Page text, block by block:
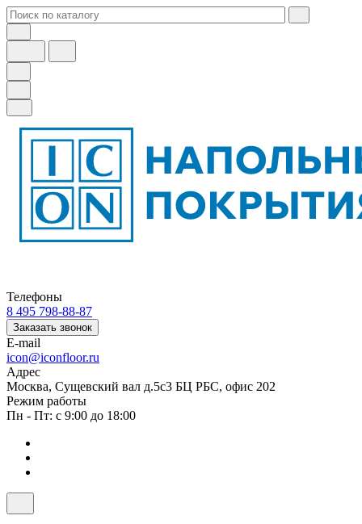
Телефоны
8 495 798-88-87
Заказать звонок
E-mail
icon@iconfloor.ru
Адрес
Москва, Сущевский вал д.5с3 БЦ РБС, офис 202
Режим работы
Пн - Пт: с 9:00 до 18:00